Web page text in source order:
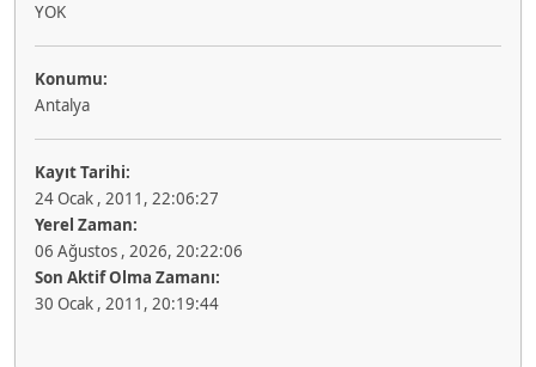
YOK
Konumu:
Antalya
Kayıt Tarihi:
24 Ocak , 2011, 22:06:27
Yerel Zaman:
06 Ağustos , 2026, 20:22:06
Son Aktif Olma Zamanı:
30 Ocak , 2011, 20:19:44